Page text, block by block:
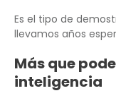
Es el tipo de
llevamos años
Más que
inteligencia